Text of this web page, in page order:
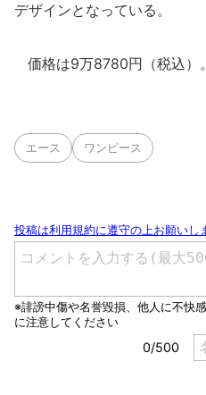
デザインとなっている。
価格は9万8780円（税込）。
エース ワンピース